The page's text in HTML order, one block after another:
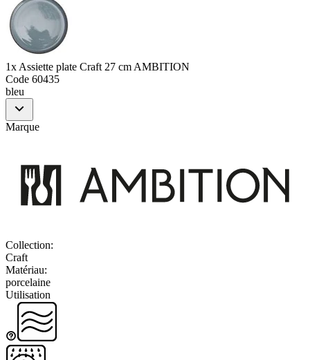
1x Assiette plate Craft 27 cm AMBITION
Code 60435
bleu
Marque
Collection:
Craft
Matériau:
porcelaine
Utilisation